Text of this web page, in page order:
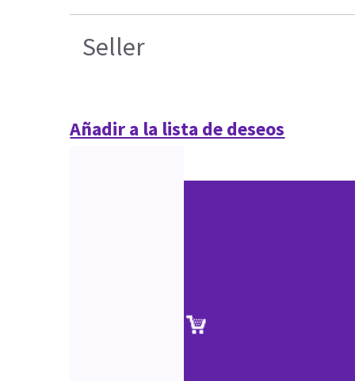
Seller
Añadir a la lista de deseos